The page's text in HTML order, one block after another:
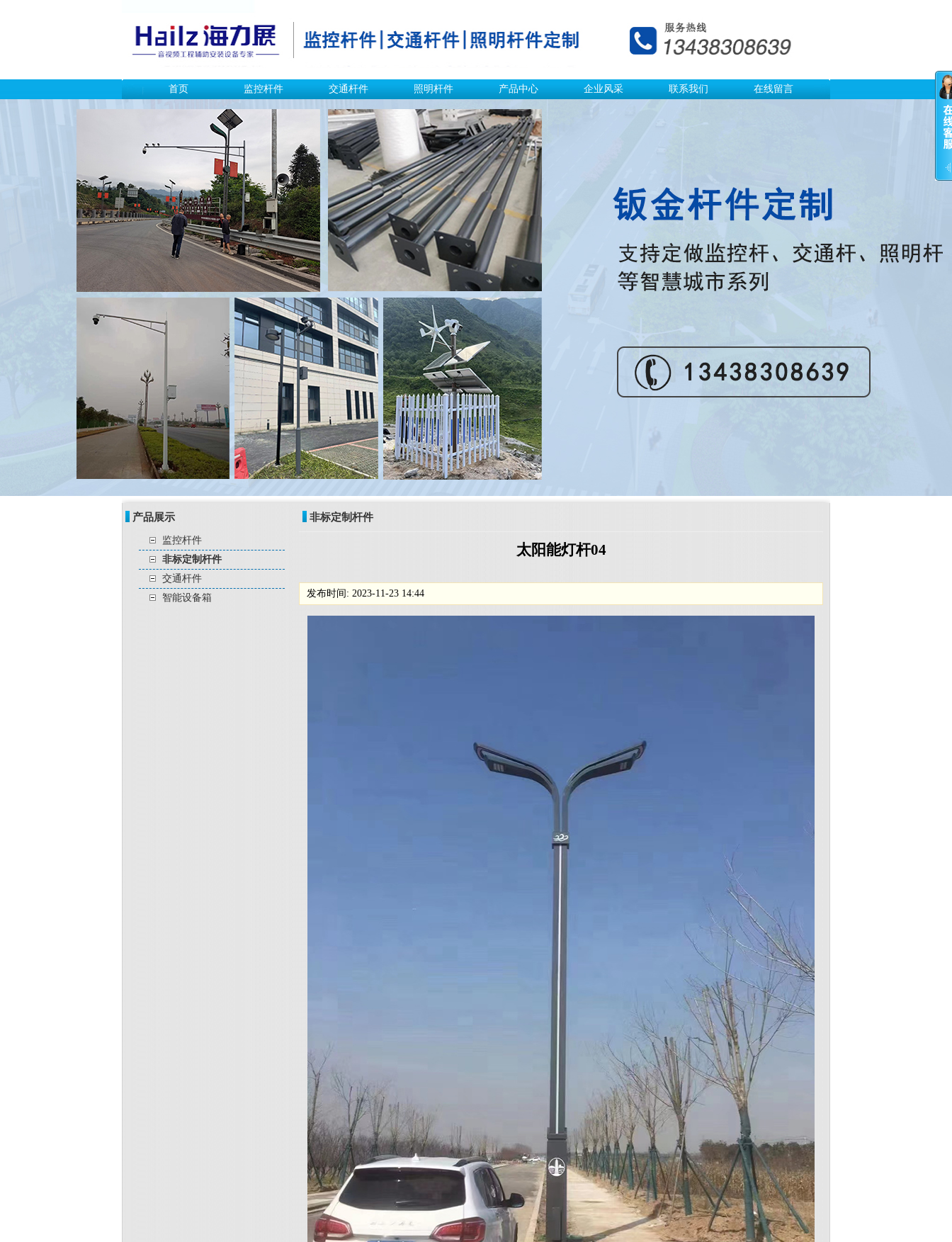
首页 监控杆件 交通杆件 照明杆件 产品中心 企业风采 联系我们 在线留言
产品展示
监控杆件
非标定制杆件
交通杆件
智能设备箱
非标定制杆件
太阳能灯杆04
发布时间: 2023-11-23 14:44